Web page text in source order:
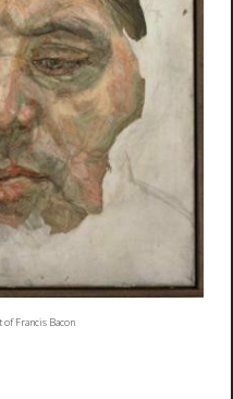
of Francis Bacon